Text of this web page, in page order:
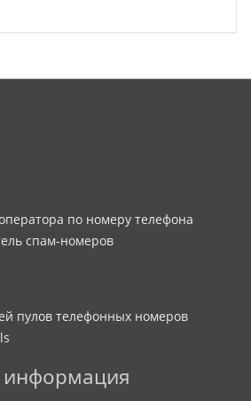
по номеру телефона
спам-номеров
пулов телефонных номеров